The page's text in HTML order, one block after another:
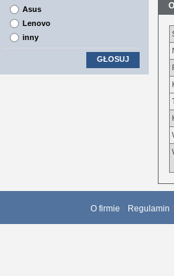
Asus
Lenovo
inny
GŁOSUJ
O firmie Regulamin